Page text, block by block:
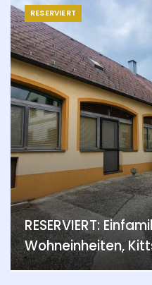
RESERVIERT
RESERVIERT:
Wohneinheiten,